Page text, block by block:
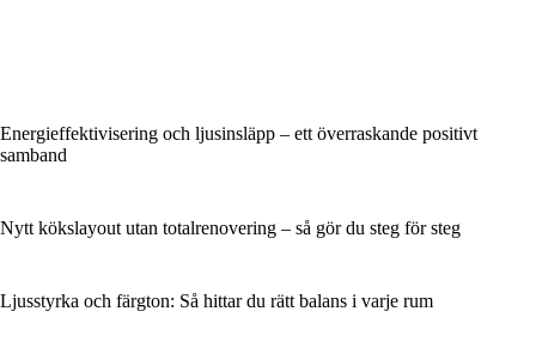
Energieffektivisering och ljusinsläpp – ett överraskande positivt
samband
Nytt kökslayout utan totalrenovering – så gör du steg för steg
Ljusstyrka och färgton: Så hittar du rätt balans i varje rum